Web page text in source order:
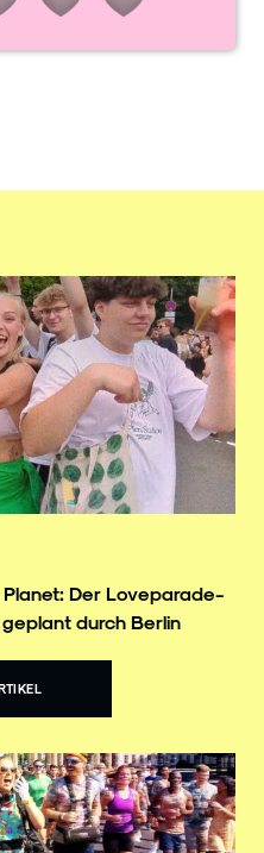
Der Loveparade-
durch Berlin